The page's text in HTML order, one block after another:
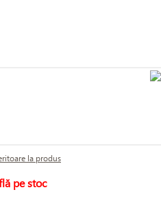
la produs
pe stoc